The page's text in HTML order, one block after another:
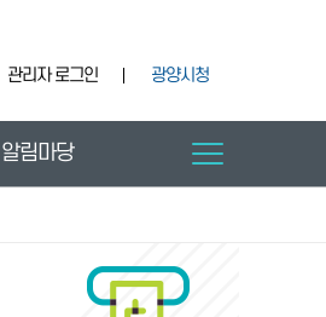
관리자 로그인 광양시청
알림마당